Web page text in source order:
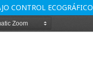
CONTROL ECOGRÁFICO